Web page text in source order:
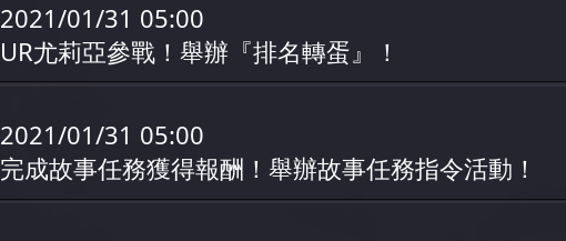
2021/01/31 05:00
UR尤莉亞參戰！舉辦『排名轉蛋』！
2021/01/31 05:00
完成故事任務獲得報酬！舉辦故事任務指令活動！